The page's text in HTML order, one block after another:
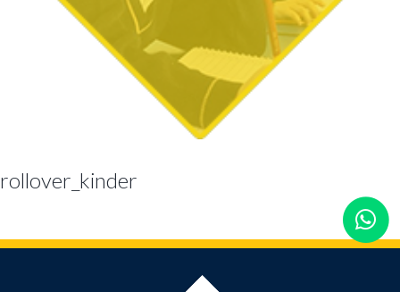
rollover_kinder